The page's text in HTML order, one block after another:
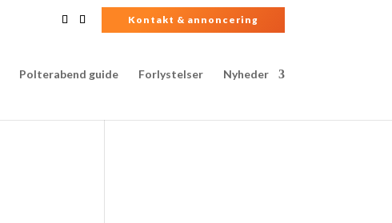
Kontakt & annoncering
Polterabend guide Forlystelser Nyheder